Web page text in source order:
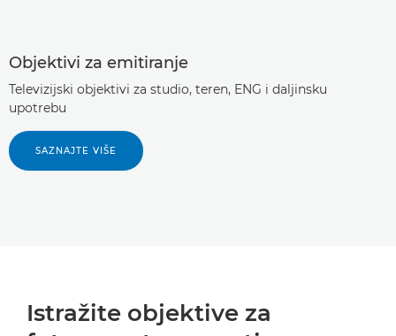
Objektivi za emitiranje
Televizijski objektivi za studio, teren, ENG i daljinsku
upotrebu
SAZNAJTE VIŠE
Istražite objektive za